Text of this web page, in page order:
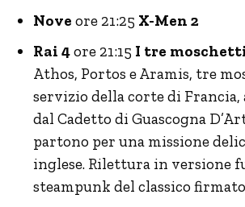
Nove ore 21:25 X-Men 2
Rai 4ore 21:15 I tre
Athos, Portos e Aramis, tre
servizio della corte di Francia,
dal Cadetto di Guascogna
partono per una missione
inglese. Rilettura in versione
steampunk del classico